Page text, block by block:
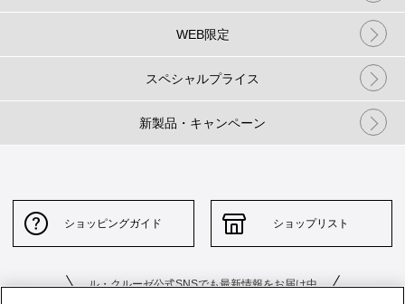
WEB限定
スペシャルプライス
新製品・キャンペーン
ショッピングガイド ショップリスト
ル・クルーゼ公式SNSでも最新情報をお届け中